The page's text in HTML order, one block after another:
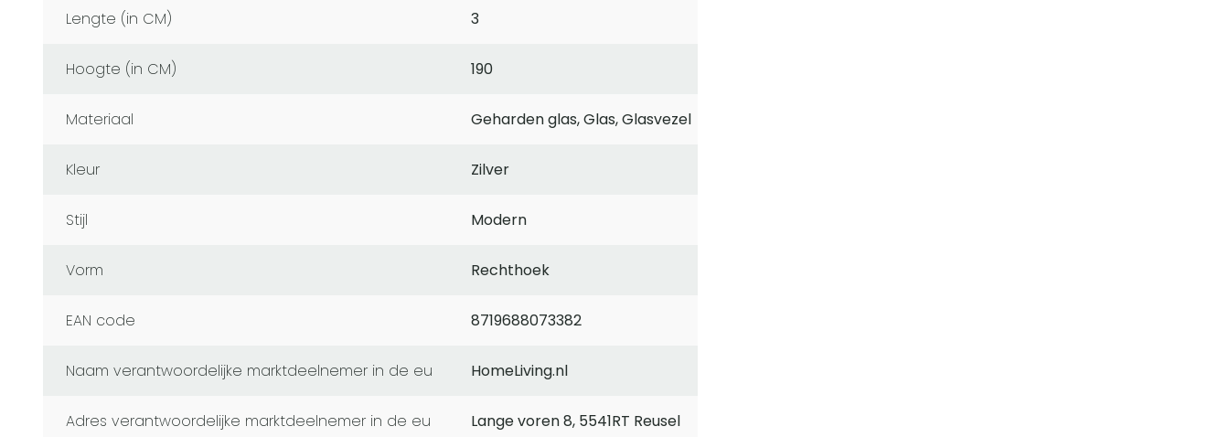
Lengte (in CM) 3
Hoogte (in CM) 190
Materiaal Geharden glas, Glas, Glasvezel
Kleur Zilver
Stijl Modern
Vorm Rechthoek
EAN code 8719688073382
naam verantwoordelijke marktdeelnemer in de eu HomeLiving.nl
adres verantwoordelijke marktdeelnemer in de eu Lange voren 8, 5541RT Reusel